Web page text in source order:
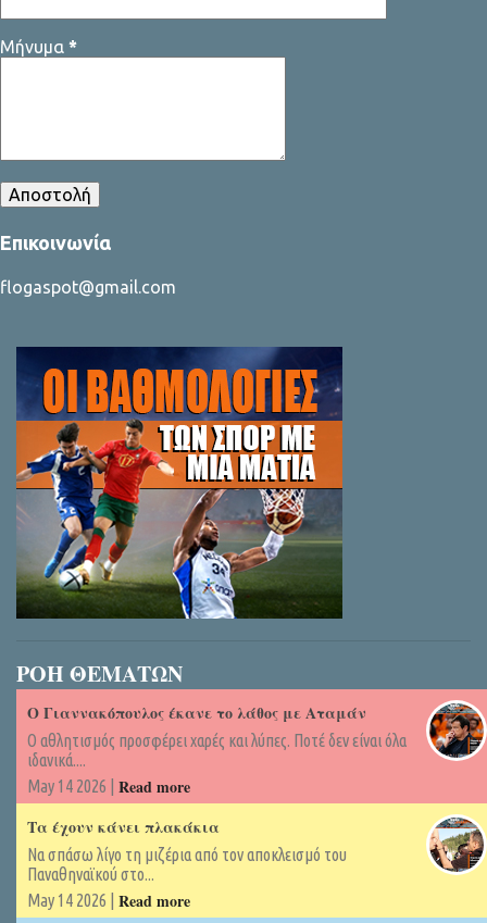
Μήνυμα *
Επικοινωνία
flogaspot@gmail.com
ΡΟΗ ΘΕΜΑΤΩΝ
Ο Γιαννακόπουλος έκανε το λάθος με Αταμάν
Ο αθλητισμός προσφέρει χαρές και λύπες. Ποτέ δεν είναι όλα
ιδανικά....
May 14 2026 | Read more
Τα έχουν κάνει πλακάκια
Να σπάσω λίγο τη μιζέρια από τον αποκλεισμό του
Παναθηναϊκού στο...
May 14 2026 | Read more